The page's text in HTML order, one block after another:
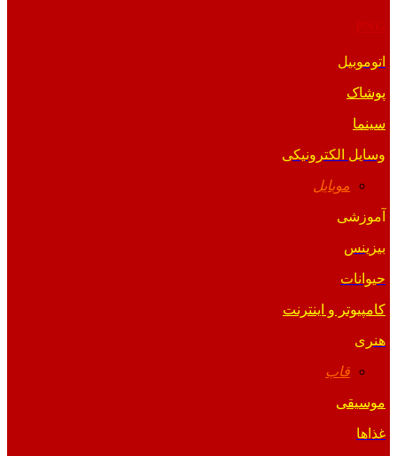
اتوموبیل
پوشاک
سینما
وسایل الکترونیکی
موبایل
آموزشی
بیزینس
حیوانات
کامپیوتر و اینترنت
هنری
قاب
موسیقی
غذاها